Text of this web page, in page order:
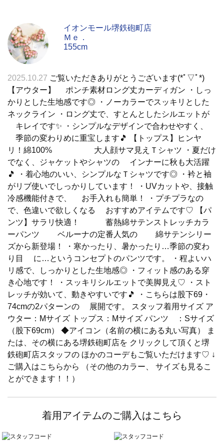
イオンモール堺鉄砲町店
Ｍｅ．
155cm
2025.10.27 ご覧いただきありがとうございます(*ﾟ▽ﾟ*)
【アウター】 ポンチ素材ロング丈カーディガン ・しっ
かりとした生地感です◎ ・ノーカラーでスッキリとした
ネックライン ・ロング丈で、すとんとしたシルエットが
キレイです✨ ・シンプルなデザインで合わせやすく、
季節の変わりめに重宝します🎵 【トップス】ヒンヤ
リ！綿100% 大人顔サマ見えＴシャツ ・夏だけ
でなく、ジャケットやシャツの インナーに秋も大活躍
🎵 ・着心地のいい、シンプルなＴシャツです◎ ・衿と袖
がリブ使いでしっかりしています！ ・UVカットや、接触
冷感機能付きで、 お手入れも簡単！ ・プチプラなの
で、色違いで欲しくなる おすすめアイテムです♡ 【パ
ンツ】サラリ快適！ 蓄熱綿サテンストレッチカラ
ーパンツ ベルーナの定番人気の 綿サテンシリー
ズから新登場！ ・寒かったり、暑かったり…季節の変わ
り目 に…というコンセプトのパンツです。 ・程よいハ
リ感で、しっかりとした生地感◎ ・フィット感のある穿
き心地です！ ・スッキリシルエットで美脚見え♡ ・スト
レッチが効いて、動きやすいです🎵 ・こちらは股下69・
74cmの2パターンの 展開です。 スタッフ着用サイズ ア
ウター：Mサイズ トップス：Mサイズ パンツ ：Sサイズ
（股下69cm） ◆アイコン（名前の横にある丸い写真） ま
たは、その横にある堺鉄砲町店を クリックして頂くと堺
鉄砲町店スタッフの ほかのコーデもご覧いただけます♡ ↓
ご購入はこちらから （その他のカラー、 サイズも見るこ
とができます！！）
着用アイテムのご購入はこちら